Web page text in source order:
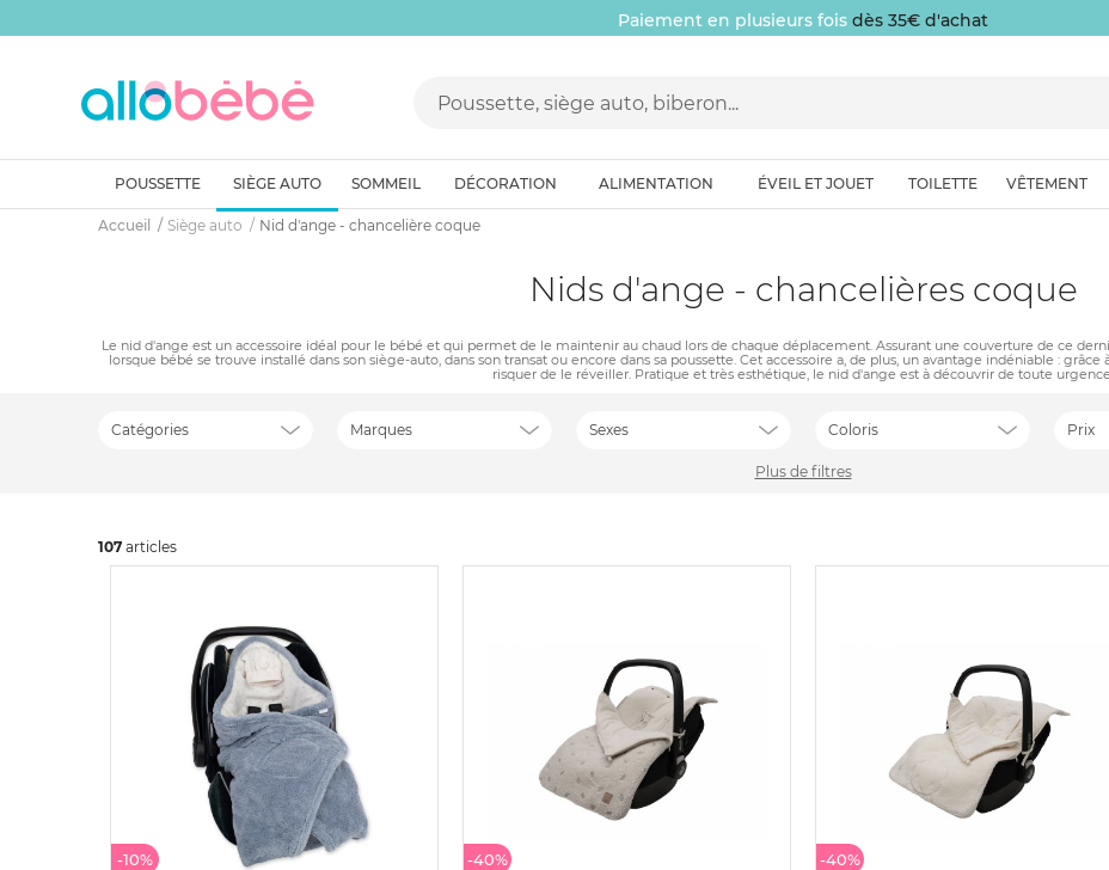
Paiement en plusieurs fois dès 35€ d'achat
POUSSETTE SIÈGE AUTO SOMMEIL DÉCORATION ALIMENTATION ÉVEIL ET JOUET TOILETTE VÊTEMENT
Accueil Siège auto Nid d'ange - chancelière coque
Nids d'ange - chancelières coque
Le nid d'ange est un accessoire idéal pour le bébé et qui permet de le maintenir au chaud lors de chaque déplacement. Assurant une couverture de ce
lorsque bébé se trouve installé dans son siège-auto, dans son transat ou encore dans sa poussette. Cet accessoire a, de plus, un avantage indéniable :
risquer de le réveiller. Pratique et très esthétique, le nid d'ange est à découvrir de toute
Catégories Marques Sexes Coloris Prix
Plus de filtres
107 articles
-10% -40% -40%